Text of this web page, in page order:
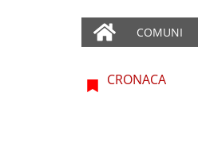
COMUNI
CRONACA